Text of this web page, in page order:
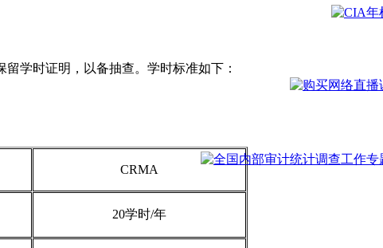
学时证明，以备抽查。学时标准如下：
CRMA
20学时/年